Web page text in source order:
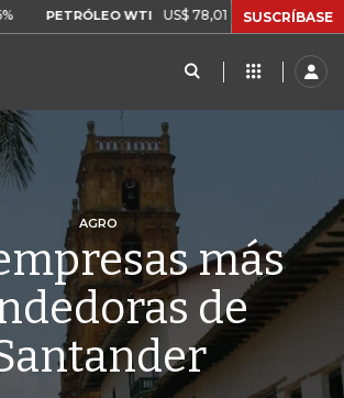
WTI US$ 78,01 US$ 2,92 +3,89% CAFÉ
SUSCRÍBASE
AGRO
más
de